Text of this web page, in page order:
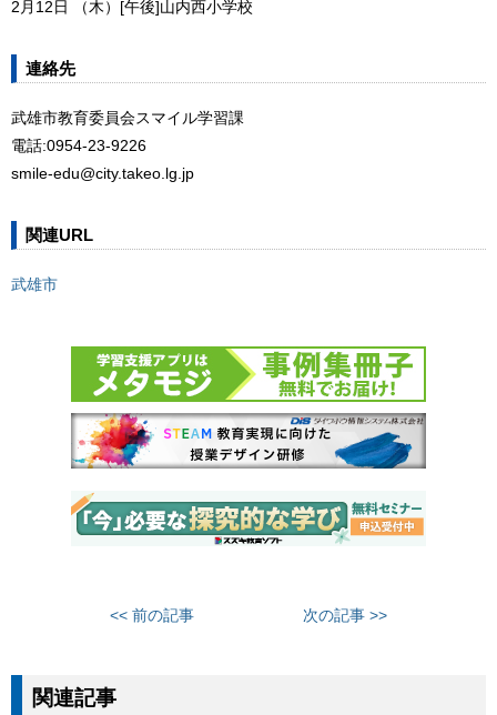
2月12日 （木）[午後]山内西小学校
連絡先
武雄市教育委員会スマイル学習課
電話:0954-23-9226
smile-edu@city.takeo.lg.jp
関連URL
武雄市
<< 前の記事 次の記事 >>
関連記事